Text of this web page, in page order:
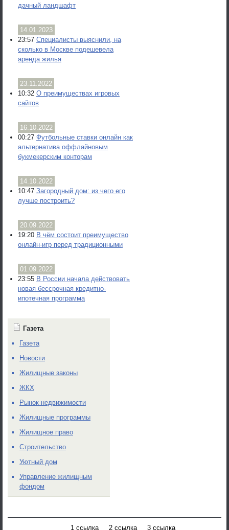
дачный ландшафт
14.01.2023
23:57 Специалисты выяснили, на
сколько в Москве подешевела
аренда жилья
23.11.2022
10:32 О преимуществах игровых
сайтов
16.10.2022
00:27 Футбольные ставки онлайн как
альтернатива оффлайновым
букмекерским конторам
14.10.2022
10:47 Загородный дом: из чего его
лучше построить?
20.09.2022
19:20 В чём состоит преимущество
онлайн-игр перед традиционными
01.09.2022
23:55 В России начала действовать
новая бессрочная кредитно-
ипотечная программа
Газета
Газета
Новости
Жилищные законы
ЖКХ
Рынок недвижимости
Жилищные программы
Жилищное право
Строительство
Уютный дом
Управление жилищным
фондом
1 ссылка 2 ссылка 3 ссылка